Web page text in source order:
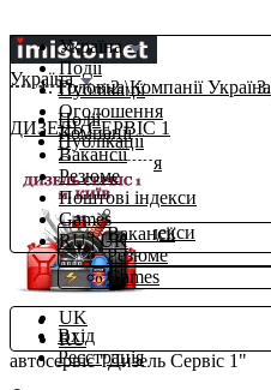
Україна
Події
Публікації
Оголошення
Компанії
Вакансії
Резюме
Поштові індекси
Games
RU|UK
Україна
Події
Публікації
Оголошення
Компанії
Роботаβ
Вакансії
Резюме
Поштові індекси
Ще
Games
uk
UK
RU
Вхід
Реєстрація
Головна Компанії Україна
ДИЗЕЛЬ СЕРВІС 1
автосервіс "Дизель Сервіс 1"